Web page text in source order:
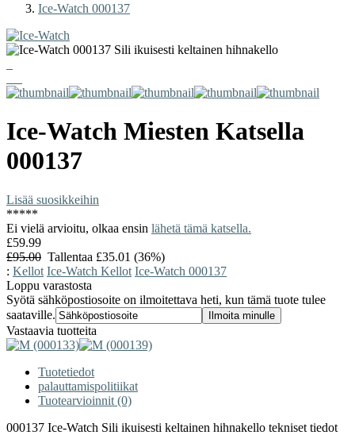
Ice-Watch 000137
Ice-Watch Miesten Katsella
000137
Lisää suosikkeihin
*****
Ei vielä arvioitu, olkaa ensin lähetä tämä katsella.
£59.99
£95.00 Tallentaa £35.01 (36%)
: Kellot Ice-Watch Kellot Ice-Watch 000137
Loppu varastosta
Syötä sähköpostiosoite on ilmoitettava heti, kun tämä tuote tulee
saataville.
Vastaavia tuotteita
Tuotetiedot
palauttamispolitiikat
Tuotearvioinnit (0)
000137 Ice-Watch Sili ikuisesti keltainen hihnakello tekniset tiedot